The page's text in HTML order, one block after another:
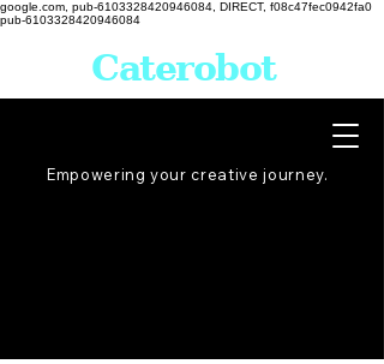
google.com, pub-6103328420946084, DIRECT, f08c47fec0942fa0
pub-6103328420946084
Empowering your creative journey.
Caterobot